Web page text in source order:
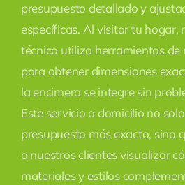
presupuesto detallado y
específicas. Al visitar tu hogar,
técnico utiliza herramientas
para obtener dimensiones
la encimera se integre sin
Este servicio a domicilio no
presupuesto más exacto, sino
a nuestros clientes visualizar
materiales y estilos